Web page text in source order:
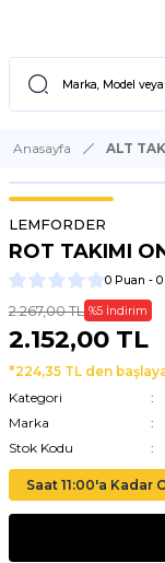
Anasayfa ALT
LEMFORDER
ROT TAKIMI
0 Puan - 0
2.267,00 TL %5 İndirim
2.152,00 TL
*224,35 TL den
Kategori
Marka
Stok Kodu
Saat 11:00'a Kadar